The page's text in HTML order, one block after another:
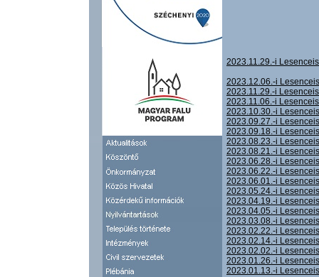
2023.11.29.-i
2023.12.06.-i
2023.11.29.-i
2023.11.06.-i
2023.10.30.-i
2023.09.27.-i
2023.09.18.-i
2023.08.23.-i
2023.08.21.-i
2023.06.28.-i
2023.06.22.-i
2023.06.01.-i
2023.05.24.-i
2023.04.19.-i
2023.04.05.-i
2023.03.08.-i
2023.02.22.-i
2023.02.14.-i
2023.02.02.-i
2023.01.26.-i
2023.01.13.-i